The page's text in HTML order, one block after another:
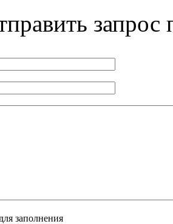
запрос
заполнения